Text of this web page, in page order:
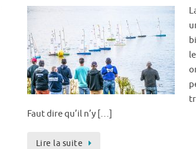
Faut dire qu’il n’y […]
Lire la suite